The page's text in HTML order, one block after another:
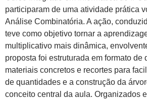
participaram de uma atividade prática
Análise Combinatória. A ação,
teve como objetivo tornar a
multiplicativo mais dinâmica,
proposta foi estruturada em formato de
materiais concretos e recortes para
de quantidades e a construção da
conceito central da aula. Organizados